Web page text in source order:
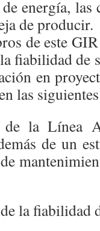
energía, las
de producir.
de este
fiabilidad de
en
las
de la Línea
de un
la fiabilidad